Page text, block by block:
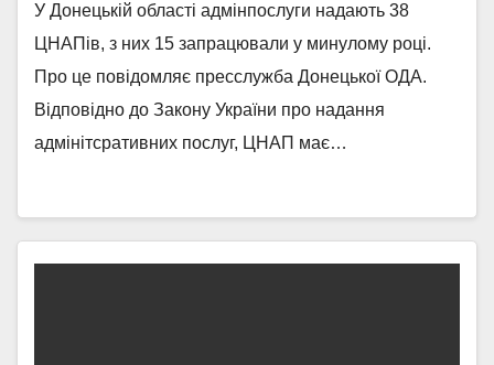
У Донецькій області адмінпослуги надають 38
ЦНАПів, з них 15 запрацювали у минулому році.
Про це повідомляє пресслужба Донецької ОДА.
Відповідно до Закону України про надання
адмінітсративних послуг, ЦНАП має…